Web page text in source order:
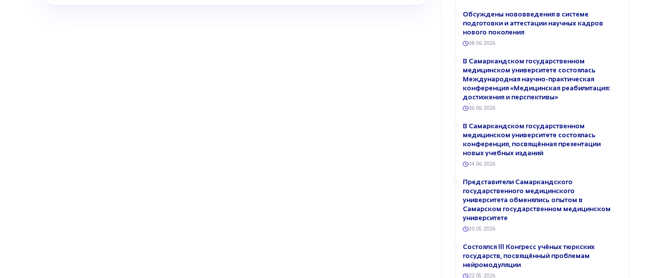
Обсуждены нововведения в системе
подготовки и аттестации научных кадров
нового поколения
08.06.2026
В Самаркандском государственном
медицинском университете состоялась
Международная научно-практическая
конференция «Медицинская реабилитация:
достижения и перспективы»
06.06.2026
В Самаркандском государственном
медицинском университете состоялась
конференция, посвящённая презентации
новых учебных изданий
04.06.2026
Представители Самаркандского
государственного медицинского
университета обменялись опытом в
Самарском государственном медицинском
университете
30.05.2026
Состоялся III Конгресс учёных тюркских
государств, посвящённый проблемам
нейромодуляции
22.05.2026